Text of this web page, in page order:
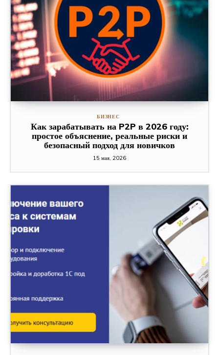
БИЗНЕС
Как зарабатывать на P2P в 2026 году:
простое объяснение, реальные риски и
безопасный подход для новичков
15 мая, 2026